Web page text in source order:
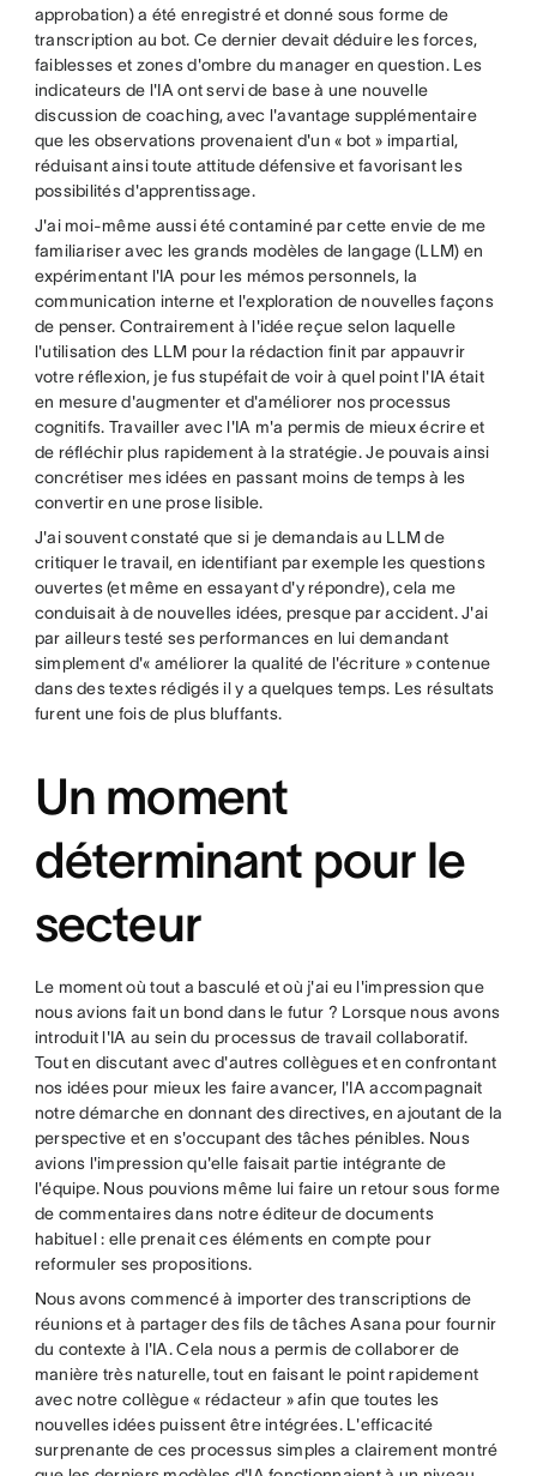
approbation) a été enregistré et donné sous forme de
transcription au bot. Ce dernier devait déduire les forces,
faiblesses et zones d'ombre du manager en question. Les
indicateurs de l'IA ont servi de base à une nouvelle
discussion de coaching, avec l'avantage supplémentaire
que les observations provenaient d'un « bot » impartial,
réduisant ainsi toute attitude défensive et favorisant les
possibilités d'apprentissage.
J'ai moi-même aussi été contaminé par cette envie de me
familiariser avec les grands modèles de langage (LLM) en
expérimentant l'IA pour les mémos personnels, la
communication interne et l'exploration de nouvelles façons
de penser. Contrairement à l'idée reçue selon laquelle
l'utilisation des LLM pour la rédaction finit par appauvrir
votre réflexion, je fus stupéfait de voir à quel point l'IA était
en mesure d'augmenter et d'améliorer nos processus
cognitifs. Travailler avec l'IA m'a permis de mieux écrire et
de réfléchir plus rapidement à la stratégie. Je pouvais ainsi
concrétiser mes idées en passant moins de temps à les
convertir en une prose lisible.
J'ai souvent constaté que si je demandais au LLM de
critiquer le travail, en identifiant par exemple les questions
ouvertes (et même en essayant d'y répondre), cela me
conduisait à de nouvelles idées, presque par accident. J'ai
par ailleurs testé ses performances en lui demandant
simplement d'« améliorer la qualité de l'écriture » contenue
dans des textes rédigés il y a quelques temps. Les résultats
furent une fois de plus bluffants.
Un moment
déterminant pour le
secteur
Le moment où tout a basculé et où j'ai eu l'impression que
nous avions fait un bond dans le futur ? Lorsque nous avons
introduit l'IA au sein du processus de travail collaboratif.
Tout en discutant avec d'autres collègues et en confrontant
nos idées pour mieux les faire avancer, l'IA accompagnait
notre démarche en donnant des directives, en ajoutant de la
perspective et en s'occupant des tâches pénibles. Nous
avions l'impression qu'elle faisait partie intégrante de
l'équipe. Nous pouvions même lui faire un retour sous forme
de commentaires dans notre éditeur de documents
habituel : elle prenait ces éléments en compte pour
reformuler ses propositions.
Nous avons commencé à importer des transcriptions de
réunions et à partager des fils de tâches Asana pour fournir
du contexte à l'IA. Cela nous a permis de collaborer de
manière très naturelle, tout en faisant le point rapidement
avec notre collègue « rédacteur » afin que toutes les
nouvelles idées puissent être intégrées. L'efficacité
surprenante de ces processus simples a clairement montré